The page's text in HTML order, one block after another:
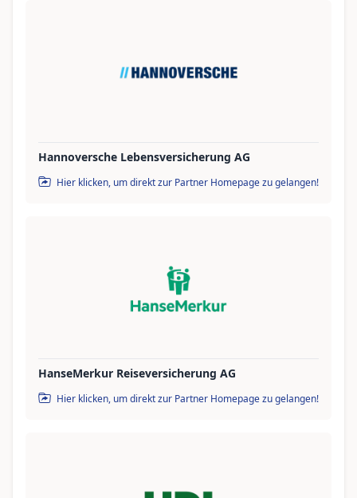
Hannoversche Lebensversicherung AG
Hier klicken, um direkt zur Partner Homepage zu gelangen!
HanseMerkur Reiseversicherung AG
Hier klicken, um direkt zur Partner Homepage zu gelangen!